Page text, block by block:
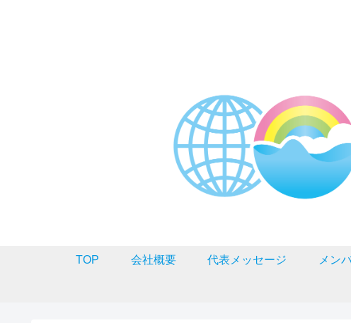
TOP 会社概要 代表メッセージ メン